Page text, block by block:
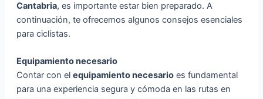
Cantabria, es importante estar bien preparado. A
continuación, te ofrecemos algunos consejos esenciales
para ciclistas.
Equipamiento necesario
Contar con el equipamiento necesarioes fundamental
para una experiencia segura y cómoda en las rutas en